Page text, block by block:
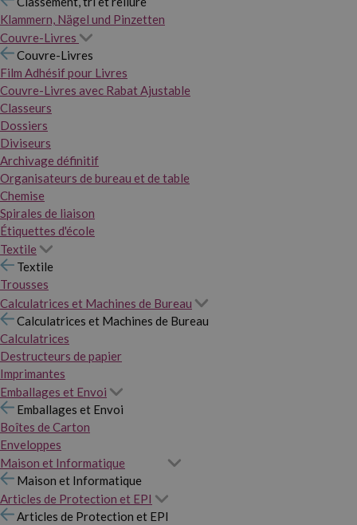
Klammern, Nägel und Pinzetten
Couvre-Livres
Couvre-Livres
Film Adhésif pour Livres
Couvre-Livres avec Rabat Ajustable
Classeurs
Dossiers
Diviseurs
Archivage définitif
Organisateurs de bureau et de table
Chemise
Spirales de liaison
Étiquettes d'école
Textile
Textile
Trousses
Calculatrices et Machines de Bureau
Calculatrices et Machines de Bureau
Calculatrices
Destructeurs de papier
Imprimantes
Emballages et Envoi
Emballages et Envoi
Boîtes de Carton
Enveloppes
Maison et Informatique
Maison et Informatique
Articles de Protection et EPI
Articles de Protection et EPI